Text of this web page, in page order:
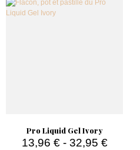
Pro Liquid Gel Ivory
13,96 € - 32,95 €